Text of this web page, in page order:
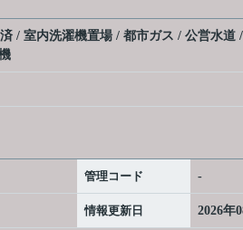
/ 室内洗濯機置場 / 都市ガス / 公営水
管理コード -
情報更新日 2026年